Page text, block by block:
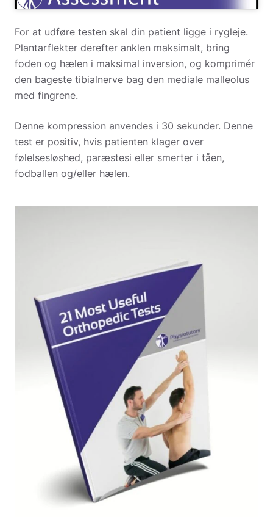
For at udføre testen skal din patient ligge i rygleje.
Plantarflekter derefter anklen maksimalt, bring
foden og hælen i maksimal inversion, og komprimér
den bageste tibialnerve bag den mediale malleolus
med fingrene.
Denne kompression anvendes i 30 sekunder. Denne
test er positiv, hvis patienten klager over
følelsesløshed, paræstesi eller smerter i tåen,
fodballen og/eller hælen.